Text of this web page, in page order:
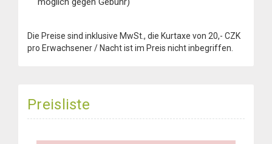
Die Preise sind inklusive MwSt., die Kurtaxe von 20,- CZK
pro Erwachsener / Nacht ist im Preis nicht inbegriffen .
Preisliste